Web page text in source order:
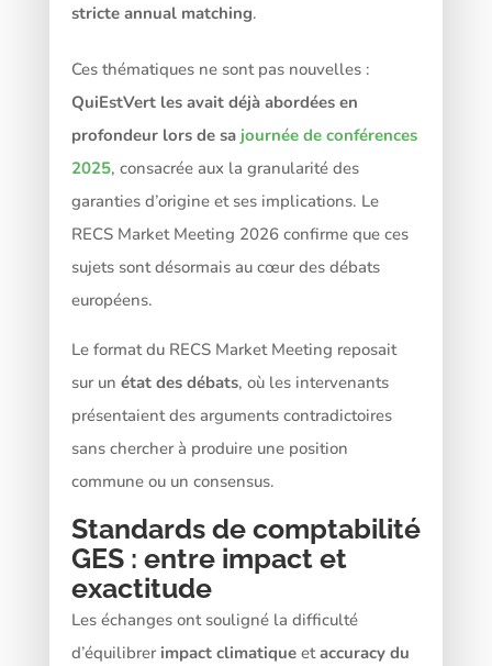
stricte annual matching.
Ces thématiques ne sont pas nouvelles :
QuiEstVert les avait déjà abordées en
profondeur lors de sa journée de conférences
2025, consacrée aux la granularité des
garanties d’origine et ses implications. Le
RECS Market Meeting 2026 confirme que ces
sujets sont désormais au cœur des débats
européens.
Le format du RECS Market Meeting reposait
sur un état des débats, où les intervenants
présentaient des arguments contradictoires
sans chercher à produire une position
commune ou un consensus.
Standards de comptabilité
GES : entre impact et
exactitude
Les échanges ont souligné la difficulté
d’équilibrer impact climatiqueetaccuracy du